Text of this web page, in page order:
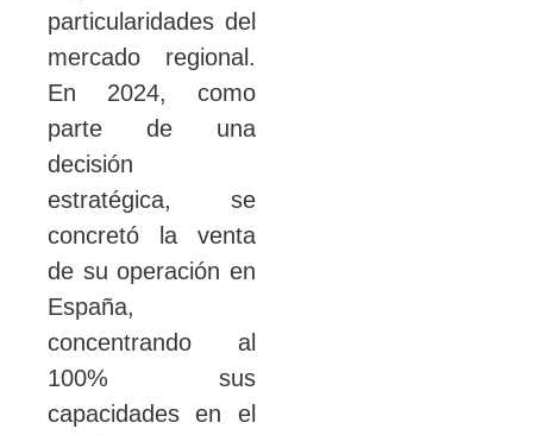
particularidades del
mercado regional.
En 2024, como
parte de una
decisión
estratégica, se
concretó la venta
de su operación en
España,
concentrando al
100% sus
capacidades en el